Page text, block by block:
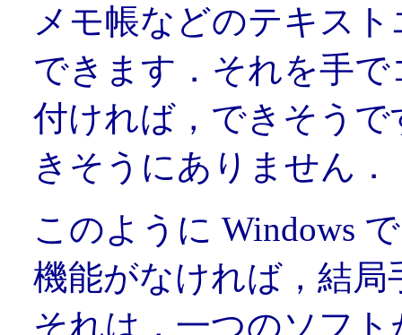
メモ帳などのテキス
できます．それを手
付ければ，できそう
きそうにありません．
このように Windows
機能がなければ，結
それは，一つのソフ